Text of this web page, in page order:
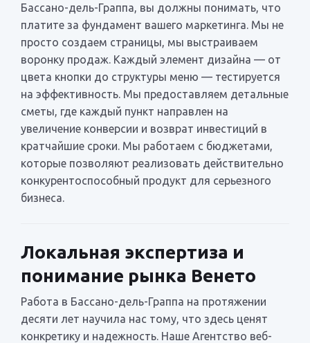
Бассано-дель-Граппа, вы должны понимать, что
платите за фундамент вашего маркетинга. Мы не
просто создаем страницы, мы выстраиваем
воронку продаж. Каждый элемент дизайна — от
цвета кнопки до структуры меню — тестируется
на эффективность. Мы предоставляем детальные
сметы, где каждый пункт направлен на
увеличение конверсии и возврат инвестиций в
кратчайшие сроки. Мы работаем с бюджетами,
которые позволяют реализовать действительно
конкурентоспособный продукт для серьезного
бизнеса.
Локальная экспертиза и
понимание рынка Венето
Работа в Бассано-дель-Граппа на протяжении
десяти лет научила нас тому, что здесь ценят
конкретику и надежность. Наше Агентство веб-